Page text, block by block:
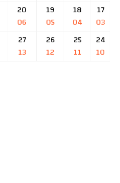
17
03
18
04
19
05
20
06
24
10
25
11
26
12
27
13